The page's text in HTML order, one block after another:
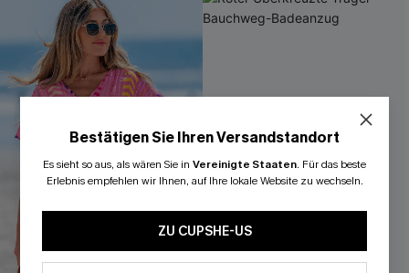
Bestätigen Sie Ihren Versandstandort
Es sieht so aus, als wären Sie in Vereinigte Staaten. Für das beste
Erlebnis empfehlen wir Ihnen, auf Ihre lokale Website zu wechseln.
ZU CUPSHE-US